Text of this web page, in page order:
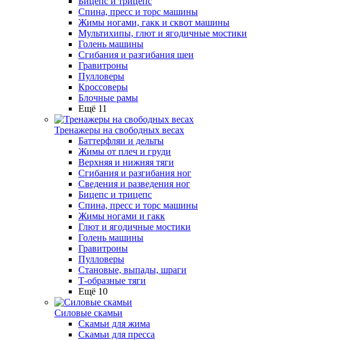
Спина, пресс и торс машины
Жимы ногами, гакк и сквот машины
Мультихипы, глют и ягодичные мостики
Голень машины
Сгибания и разгибания шеи
Гравитроны
Пулловеры
Кроссоверы
Блочные рамы
Ещё 11
Тренажеры на свободных весах
Баттерфляи и дельты
Жимы от плеч и груди
Верхняя и нижняя тяги
Сгибания и разгибания ног
Сведения и разведения ног
Бицепс и трицепс
Спина, пресс и торс машины
Жимы ногами и гакк
Глют и ягодичные мостики
Голень машины
Гравитроны
Пулловеры
Становые, выпады, шраги
Т-образные тяги
Ещё 10
Силовые скамьи
Скамьи для жима
Скамьи для пресса